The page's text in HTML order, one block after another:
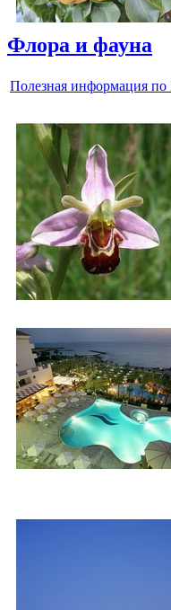
Флора и фауна
Полезная информация